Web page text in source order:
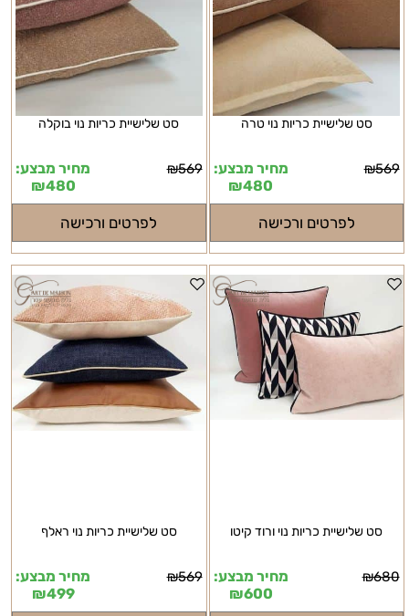
סט שלישיית כריות נוי טרה
₪569
מחיר מבצע:
₪480
לפרטים ורכישה
סט שלישיית כריות נוי בוקלה
₪569
מחיר מבצע:
₪480
לפרטים ורכישה
סט שלישיית כריות נוי ורוד קיטו
₪680
מחיר מבצע:
₪600
סט שלישיית כריות נוי ראלף
₪569
מחיר מבצע:
₪499